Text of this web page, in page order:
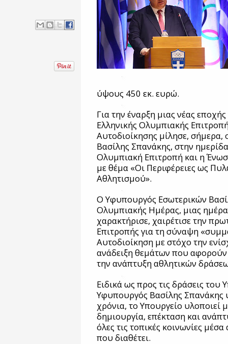
ύψους 450 εκ. ευρώ.
Για την έναρξη μιας νέας
Ελληνικής Ολυμπιακής
Αυτοδιοίκησης μίλησε,
Βασίλης Σπανάκης, στην
Ολυμπιακή Επιτροπή και η
με θέμα «Οι Περιφέρειες ως
Αθλητισμού».
Ο Υφυπουργός Εσωτερικών
Ολυμπιακής Ημέρας, μιας
χαρακτήρισε, χαιρέτισε την
Επιτροπής για τη σύναψη
Αυτοδιοίκηση με στόχο την
ανάδειξη θεμάτων που αφορούν
την ανάπτυξη αθλητικών
Ειδικά ως προς τις δράσεις
Υφυπουργός Βασίλης Σπανάκης
χρόνια, το Υπουργείο υλοποιεί
δημιουργία, επέκταση και
όλες τις τοπικές κοινωνίες
που διαθέτει.